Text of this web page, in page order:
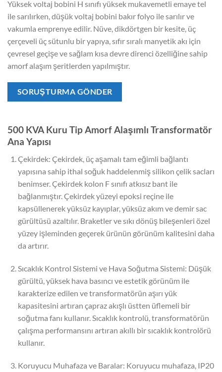
Yüksek voltaj bobini H sınıfı yüksek mukavemetli emaye tel
ile sarılırken, düşük voltaj bobini bakır folyo ile sarılır ve
vakumla emprenye edilir. Nüve, dikdörtgen bir kesite, üç
çerçeveli üç sütunlu bir yapıya, sıfır sıralı manyetik akı için
çevresel geçişe ve sağlam kısa devre direnci özelliğine sahip
amorf alaşım şeritlerden yapılmıştır.
SORUŞTURMA GÖNDER
500 KVA Kuru Tip Amorf Alaşımlı Transformatör
Ana Yapısı
Çekirdek: Çekirdek, üç aşamalı tam eğimli bağlantı
yapısına sahip ithal soğuk haddelenmiş silikon çelik sacları
benimser. Çekirdek kolon F sınıfı atkısız bant ile
bağlanmıştır. Çekirdek yüzeyi epoksi reçine ile
kapsüllenerek yüksüz kayıplar, yüksüz akım ve demir sac
gürültüsü azaltılır. Braketler ve sıkı dönüş bileşenleri özel
yüzey işleminden geçerek ürünün görünüm kalitesini daha
da artırır.
Sıcaklık Kontrol Sistemi ve Hava Soğutma Sistemi: Düşük
gürültü, yüksek hava basıncı ve estetik görünüm ile
karakterize edilen ve transformatörün aşırı yük
kapasitesini artıran çapraz akışlı üstten üflemeli bir
soğutma fanı kullanır. Sıcaklık kontrolü, transformatörün
çalışma performansını artıran akıllı bir sıcaklık kontrolörü
kullanır.
Koruyucu Muhafaza ve Baralar: Koruyucu muhafaza, IP20